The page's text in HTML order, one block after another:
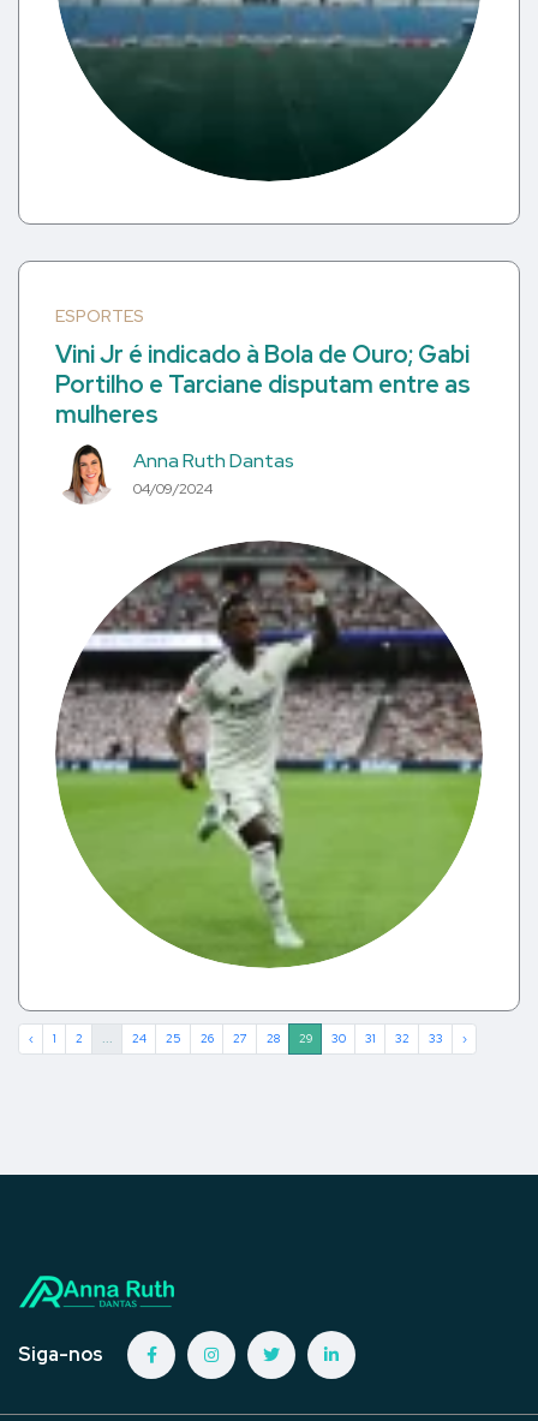
ESPORTES
Vini Jr é indicado à Bola de Ouro; Gabi
Portilho e Tarciane disputam entre as
mulheres
Anna Ruth Dantas
04/09/2024
‹ 1 2 ... 24 25 26 27 28 29 30 31 32 33 ›
Siga-nos